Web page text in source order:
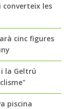
converteix les
cinc figures
la Geltrú
piscina